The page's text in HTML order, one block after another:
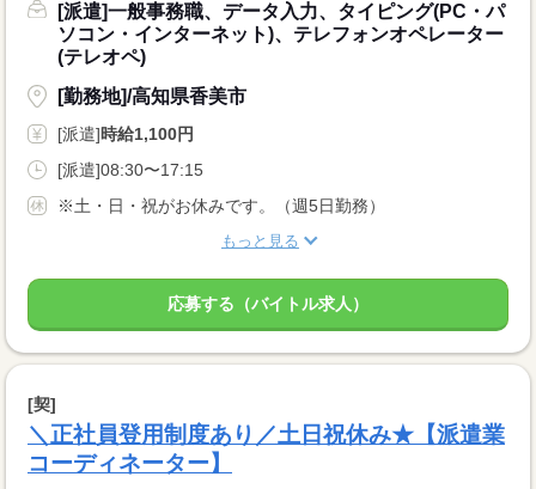
[派遣]一般事務職、データ入力、タイピング(PC・パ
ソコン・インターネット)、テレフォンオペレーター
(テレオペ)
[勤務地]/高知県香美市
[派遣]時給1,100円
[派遣]08:30〜17:15
※土・日・祝がお休みです。（週5日勤務）
もっと見る
応募する（バイトル求人）
[契]
＼正社員登用制度あり／土日祝休み★【派遣業
コーディネーター】